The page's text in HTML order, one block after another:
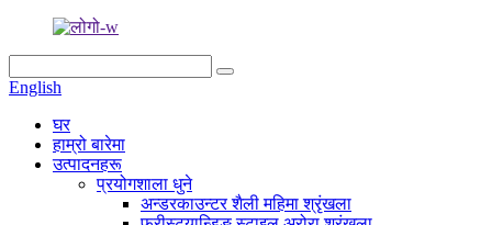
English
घर
हाम्रो बारेमा
उत्पादनहरू
प्रयोगशाला धुने
अन्डरकाउन्टर शैली महिमा श्रृंखला